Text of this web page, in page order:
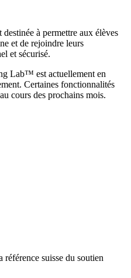
à permettre aux élèves
et de rejoindre leurs
et sécurisé.
Lab™ est actuellement en
Certaines fonctionnalités
cours des prochains mois.
référence suisse du soutien